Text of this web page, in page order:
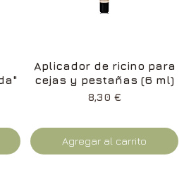
Vista rápida
Aplicador de ricino para
cejas y pestañas (6 ml)
Precio
8,30 €
Agregar al carrito